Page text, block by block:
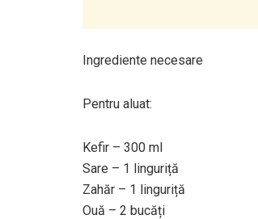
Ingrediente necesare
Pentru aluat:
Kefir – 300 ml
Sare – 1 linguriță
Zahăr – 1 linguriță
Ouă – 2 bucăți